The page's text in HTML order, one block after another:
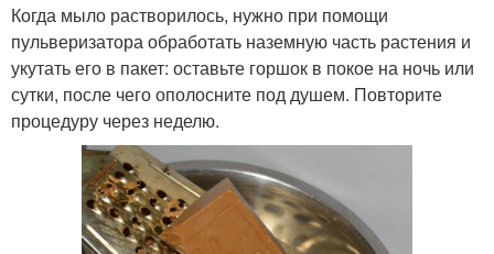
Когда мыло растворилось, нужно при помощи
пульверизатора обработать наземную часть растения и
укутать его в пакет: оставьте горшок в покое на ночь или
сутки, после чего ополосните под душем. Повторите
процедуру через неделю.